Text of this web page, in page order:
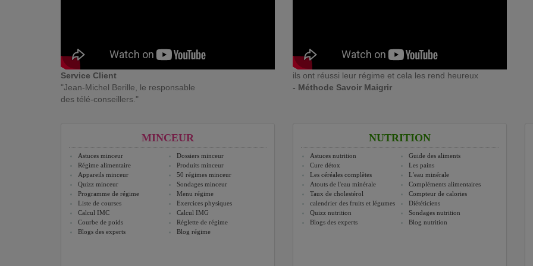
Service Client
"Jean-Michel Berille, le responsable
des télé-conseillers."
ils ont réussi leur régime et cela les rend heureux
- Méthode Savoir Maigrir
MINCEUR
Astuces minceur
Dossiers minceur
Régime alimentaire
Produits minceur
Appareils minceur
50 régimes minceur
Quizz minceur
Sondages minceur
Programme de régime
Menu régime
Liste de courses
Exercices physiques
Calcul IMC
Calcul IMG
Courbe de poids
Réglette de régime
Blogs des experts
Blog régime
NUTRITION
Astuces nutrition
Guide des aliments
Cure détox
Les pains
Les céréales complètes
L'eau minérale
Atouts de l'eau minérale
Compléments alimentaires
Taux de cholestérol
Compteur de calories
calendrier des fruits et légumes
Diététiciens
Quizz nutrition
Sondages nutrition
Blogs des experts
Blog nutrition